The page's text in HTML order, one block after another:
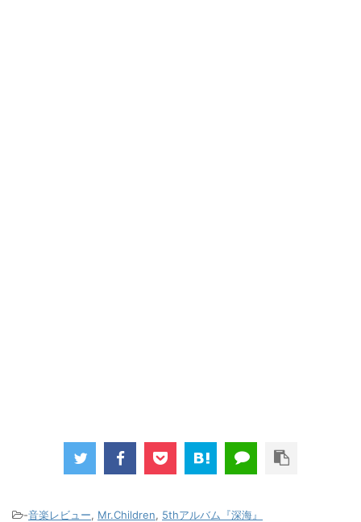
-音楽レビュー, Mr.Children, 5thアルバム『深海』